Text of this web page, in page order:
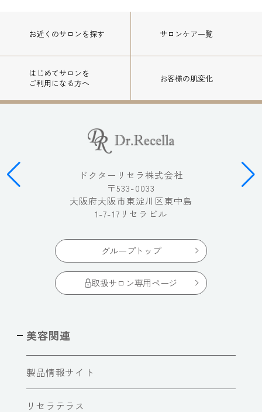
お近くのサロンを探す サロンケア一覧
はじめてサロンを
ご利用になる方へ
お客様の肌変化
ドクターリセラ株式会社
〒533-0033
大阪府大阪市東淀川区東中島
1-7-17リセラビル
グループトップ
取扱サロン専用ページ
美容関連
製品情報サイト
リセラテラス